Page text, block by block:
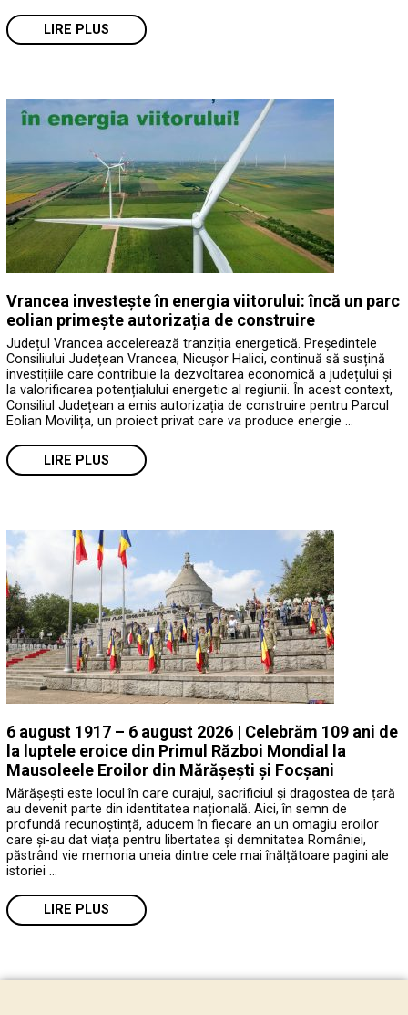
LIRE PLUS
Vrancea investește în energia viitorului: încă un parc
eolian primește autorizația de construire
Județul Vrancea accelerează tranziția energetică. Președintele
Consiliului Județean Vrancea, Nicușor Halici, continuă să susțină
investițiile care contribuie la dezvoltarea economică a județului și
la valorificarea potențialului energetic al regiunii. În acest context,
Consiliul Județean a emis autorizația de construire pentru Parcul
Eolian Movilița, un proiect privat care va produce energie …
LIRE PLUS
6 august 1917 – 6 august 2026 | Celebrăm 109 ani de
la luptele eroice din Primul Război Mondial la
Mausoleele Eroilor din Mărășești și Focșani
Mărășești este locul în care curajul, sacrificiul și dragostea de țară
au devenit parte din identitatea națională. Aici, în semn de
profundă recunoștință, aducem în fiecare an un omagiu eroilor
care și-au dat viața pentru libertatea și demnitatea României,
păstrând vie memoria uneia dintre cele mai înălțătoare pagini ale
istoriei …
LIRE PLUS